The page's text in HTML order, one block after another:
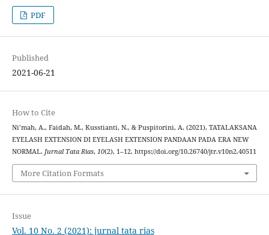
PDF
Published
2021-06-21
How to Cite
Ni’mah, A., Faidah, M., Kusstianti, N., & Puspitorini, A. (2021). TATALAKSANA
EYELASH EXTENSION DI EYELASH EXTENSION PANDAAN PADA ERA NEW
NORMAL. Jurnal Tata Rias, 10(2), 1–12. https://doi.org/10.26740/jtr.v10n2.40511
More Citation Formats
Issue
Vol. 10 No. 2 (2021): jurnal tata rias